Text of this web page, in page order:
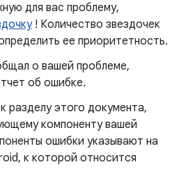
для вас проблему,
! Количество звездочек
ее приоритетность.
о вашей проблеме,
об ошибке.
разделу этого документа,
компоненту вашей
ошибки указывают на
к которой относится